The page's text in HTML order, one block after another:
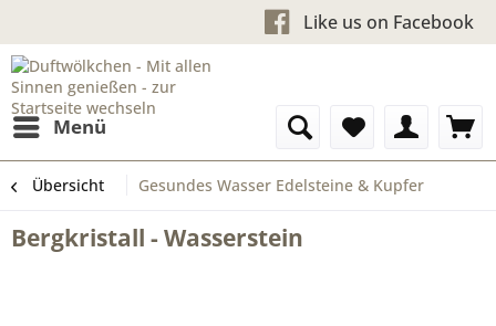
Kostenloser Versand
Like us on
Menü
Übersicht Gesundes Wasser Edelsteine & Kupfer
Bergkristall - Wasserstein